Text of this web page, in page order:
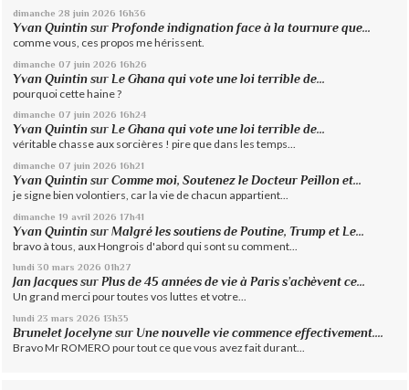
dimanche 28 juin 2026 16h36
Yvan Quintin surProfonde indignation face à la tournure que...
comme vous, ces propos me hérissent.
dimanche 07 juin 2026 16h26
Yvan Quintin sur Le Ghana qui vote une loi terrible de...
pourquoi cette haine ?
dimanche 07 juin 2026 16h24
Yvan Quintin surLe Ghana qui vote une loi terrible de...
véritable chasse aux sorcières ! pire que dans les temps...
dimanche 07 juin 2026 16h21
Yvan Quintin surComme moi, Soutenez le Docteur Peillon et...
je signe bien volontiers, car la vie de chacun appartient...
dimanche 19 avril 2026 17h41
Yvan Quintin surMalgré les soutiens de Poutine, Trump et Le...
bravo à tous, aux Hongrois d'abord qui sont su comment...
lundi 30 mars 2026 01h27
Jan Jacques surPlus de 45 années de vie à Paris s’achèvent ce...
Un grand merci pour toutes vos luttes et votre...
lundi 23 mars 2026 13h35
Brunelet Jocelyne sur Une nouvelle vie commence effectivement....
Bravo Mr ROMERO pour tout ce que vous avez fait durant...